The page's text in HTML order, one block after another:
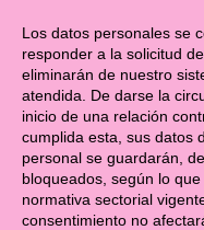
Los datos personales se
responder a la solicitud
eliminarán de nuestro
atendida. De darse la
inicio de una relación
cumplida esta, sus datos
personal se guardarán,
bloqueados, según lo
normativa sectorial
consentimiento no